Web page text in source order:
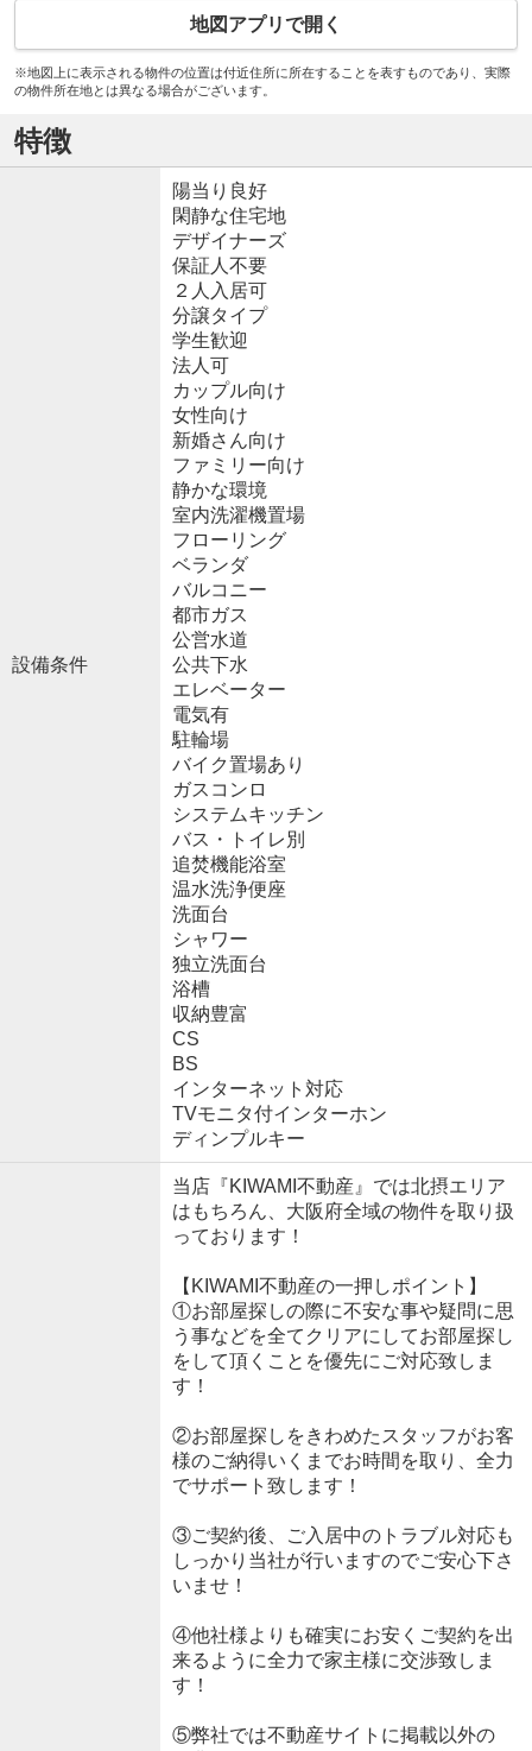
地図アプリで開く
※地図上に表示される物件の位置は付近住所に所在することを表すものであり、実際
の物件所在地とは異なる場合がございます。
特徴
設備条件
陽当り良好
閑静な住宅地
デザイナーズ
保証人不要
２人入居可
分譲タイプ
学生歓迎
法人可
カップル向け
女性向け
新婚さん向け
ファミリー向け
静かな環境
室内洗濯機置場
フローリング
ベランダ
バルコニー
都市ガス
公営水道
公共下水
エレベーター
電気有
駐輪場
バイク置場あり
ガスコンロ
システムキッチン
バス・トイレ別
追焚機能浴室
温水洗浄便座
洗面台
シャワー
独立洗面台
浴槽
収納豊富
CS
BS
インターネット対応
TVモニタ付インターホン
ディンプルキー
当店『KIWAMI不動産』では北摂エリア
はもちろん、大阪府全域の物件を取り扱
っております！
【KIWAMI不動産の一押しポイント】
①お部屋探しの際に不安な事や疑問に思
う事などを全てクリアにしてお部屋探し
をして頂くことを優先にご対応致しま
す！
②お部屋探しをきわめたスタッフがお客
様のご納得いくまでお時間を取り、全力
でサポート致します！
③ご契約後、ご入居中のトラブル対応も
しっかり当社が行いますのでご安心下さ
いませ！
④他社様よりも確実にお安くご契約を出
来るように全力で家主様に交渉致しま
す！
⑤弊社では不動産サイトに掲載以外の